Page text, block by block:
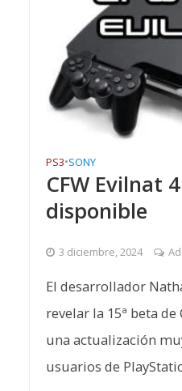
PS3•SONY
CFW Evilnat
disponible
3 diciembre, 2024
El desarrollador
revelar la 15ª beta de
una actualización
usuarios de